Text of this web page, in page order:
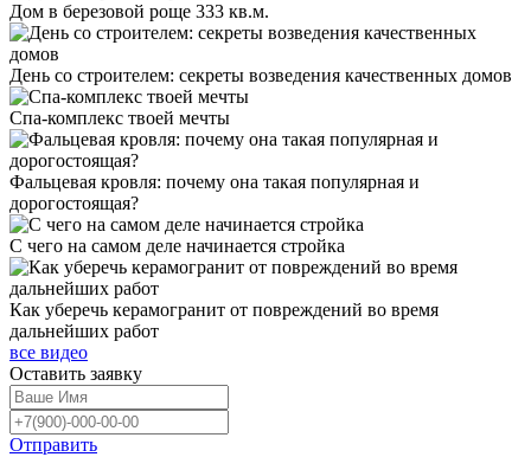
Дом в березовой роще 333 кв.м.
День со строителем: секреты возведения качественных домов
Спа-комплекс твоей мечты
Фальцевая кровля: почему она такая популярная и
дорогостоящая?
С чего на самом деле начинается стройка
Как уберечь керамогранит от повреждений во время
дальнейших работ
все видео
Оставить заявку
Отправить